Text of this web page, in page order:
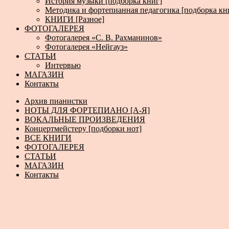
Методика и фортепианная педагогика [подборка
КНИГИ [Разное]
ФОТОГАЛЕРЕЯ
Фотогалерея «С. В. Рахманинов»
Фотогалерея «Нейгауз»
СТАТЬИ
Интервью
МАГАЗИН
Контакты
Архив пианистки
НОТЫ ДЛЯ ФОРТЕПИАНО [А-Я]
ВОКАЛЬНЫЕ ПРОИЗВЕДЕНИЯ
Концертмейстеру [подборки нот]
ВСЕ КНИГИ
ФОТОГАЛЕРЕЯ
СТАТЬИ
МАГАЗИН
Контакты